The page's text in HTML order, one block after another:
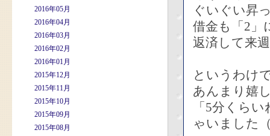
2016年05月
2016年04月
2016年03月
2016年02月
2016年01月
2015年12月
2015年11月
2015年10月
2015年09月
2015年08月
ぐいぐい昇
借金も「2」
返済して来
というわけ
あんまり嬉
「5分くら
ゃいました